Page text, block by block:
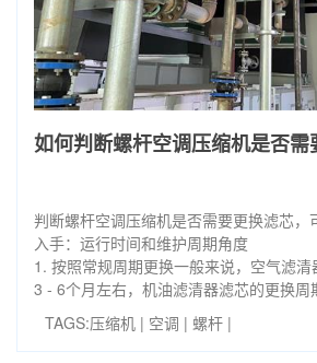
如何判断螺杆空调压缩机是否需
判断螺杆空调压缩机是否需要更换滤芯，
入手：运行时间和维护周期角度
1. 按照常规周期更换一般来说，空气滤
3 - 6个月左右，机油滤清器滤芯的更换周
TAGS:压缩机 | 空调 | 螺杆 |